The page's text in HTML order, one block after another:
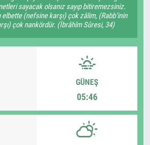
sayacak olsanız sayıp bitiremezsiniz.
(nefsine karşı) çok zâlim, (Rabb’inin
çok nankördür. (İbrâhîm Sûresi, 34)
GÜNEŞ
05:46